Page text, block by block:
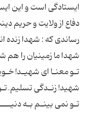
ایستادگی است و این
دفاع از ولایت و حریم
رساندی که : شهدا زنده
شهدا ما زمینیان را هم
تـو معنـا ای شهیـد!
شهید! زنـدگی تسلیم
تـو نمی بینـم بـه